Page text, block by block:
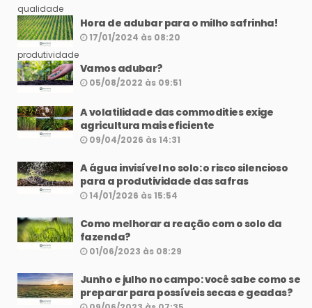
Hora de adubar para o milho safrinha!
17/01/2024 às 08:20
Vamos adubar?
05/08/2022 às 09:51
A volatilidade das commodities exige
agricultura mais eficiente
09/04/2026 às 14:31
A água invisível no solo: o risco silencioso
para a produtividade das safras
14/01/2026 às 15:54
Como melhorar a reação com o solo da
fazenda?
01/06/2023 às 08:29
Junho e julho no campo: você sabe como se
preparar para possíveis secas e geadas?